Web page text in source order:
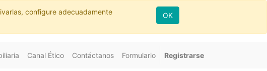
configure adecuadamente
OK
Canal Ético Contáctanos Formulario Registrarse